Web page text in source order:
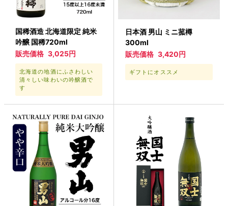
国稀酒造 北海道限定 純米
吟醸 国稀720ml
販売価格 3,025円
北海道の地酒にふさわしい
清々しい味わいの吟醸酒で
す
日本酒 男山 ミニ菰樽
300ml
販売価格 3,420円
ギフトにオススメ